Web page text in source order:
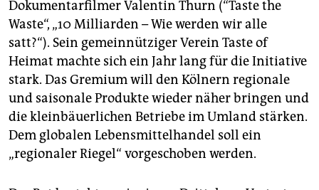
Dokumentarfilmer Valentin Thurn (“Taste the
Waste“, „10 Milliarden – Wie werden wir alle
satt?“). Sein gemeinnütziger Verein Taste of
Heimat machte sich ein Jahr lang für die Initiative
stark. Das Gremium will den Kölnern regionale
und saisonale Produkte wieder näher bringen und
die kleinbäuerlichen Betriebe im Umland stärken.
Dem globalen Lebensmittelhandel soll ein
„regionaler Riegel“ vorgeschoben werden.